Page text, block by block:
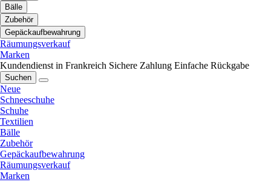
Bälle
Zubehör
Gepäckaufbewahrung
Räumungsverkauf
Marken
Kundendienst in Frankreich Sichere Zahlung Einfache Rückgabe
Suchen
Neue
Schneeschuhe
Schuhe
Textilien
Bälle
Zubehör
Gepäckaufbewahrung
Räumungsverkauf
Marken